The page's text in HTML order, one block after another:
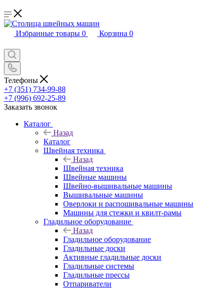
Избранные товары 0 Корзина 0
Телефоны
+7 (351) 734-99-88
+7 (996) 692-25-89
Заказать звонок
Каталог
Назад
Каталог
Швейная техника
Назад
Швейная техника
Швейные машины
Швейно-вышивальные машины
Вышивальные машины
Оверлоки и распошивальные машины
Машины для стежки и квилт-рамы
Гладильное оборудование
Назад
Гладильное оборудование
Гладильные доски
Активные гладильные доски
Гладильные системы
Гладильные прессы
Отпариватели